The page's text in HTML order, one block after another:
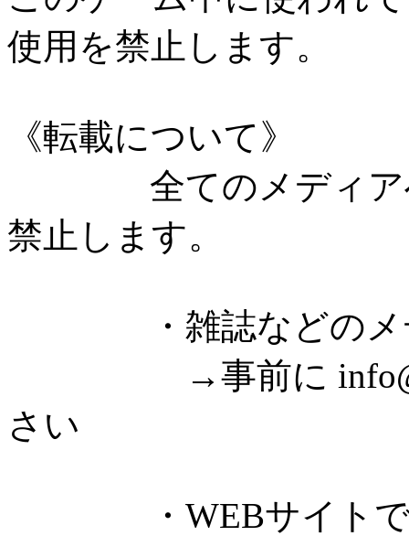
使用を禁止します。
《転載について》
全てのメディアへ
禁止します。
・雑誌などのメデ
→事前に
さい
・WEBサイトでゲ